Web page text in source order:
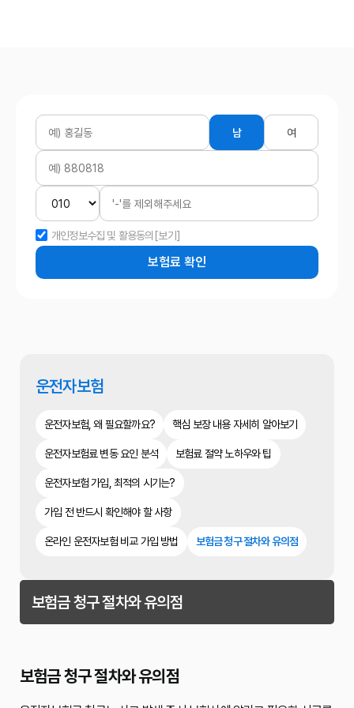
남 여
개인정보수집 및 활용동의 [보기]
보험료 확인
운전자보험
운전자보험, 왜 필요할까요? 핵심 보장 내용 자세히 알아보기
운전자보험료 변동 요인 분석 보험료 절약 노하우와 팁
운전자보험 가입, 최적의 시기는?
가입 전 반드시 확인해야 할 사항
온라인 운전자보험 비교 가입 방법 보험금 청구 절차와 유의점
보험금 청구 절차와 유의점
보험금 청구 절차와 유의점